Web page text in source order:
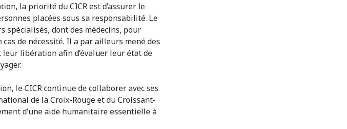
la priorité du CICR est d’assurer le
placées sous sa responsabilité. Le
spécialisés, dont des médecins, pour
de nécessité. Il a par ailleurs mené des
libération afin d’évaluer leur état de
le CICR continue de collaborer avec ses
de la Croix-Rouge et du Croissant-
d’une aide humanitaire essentielle à